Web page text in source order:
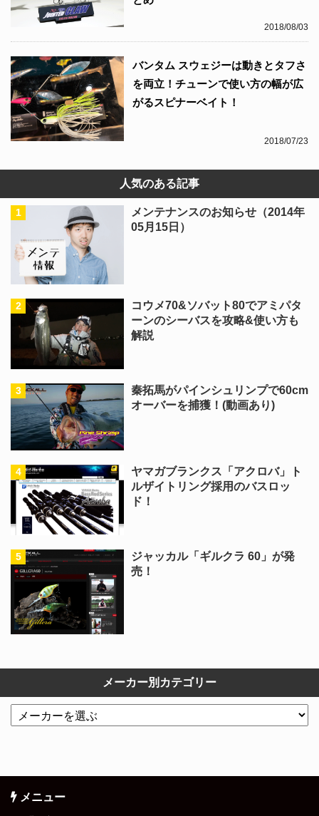
2018/08/03
2018/07/23
バンタム スウェジーは動きとタフさ
を両立！チューンで使い方の幅が広
がるスピナーベイト！
人気のある記事
メンテナンスのお知らせ（2014年
05月15日）
コウメ70&ソバット80でアミパタ
ーンのシーバスを攻略&使い方も
解説
秦拓馬がパインシュリンプで60cm
オーバーを捕獲！(動画あり)
ヤマガブランクス「アクロバ」ト
ルザイトリング採用のバスロッ
ド！
ジャッカル「ギルクラ 60」が発
売！
メーカー別カテゴリー
メニュー